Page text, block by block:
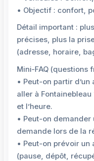
• Objectif : confort,
Détail important :
précises, plus la
(adresse, horaire,
Mini‑FAQ (questions
• Peut-on partir
aller à
et l’heure.
• Peut-on demander
demande lors de la
• Peut-on prévoir un
(pause, dépôt,